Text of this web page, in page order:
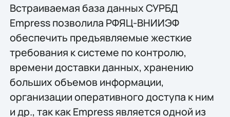
Встраиваемая база данных СУРБД
Empress позволила РФЯЦ-ВНИИЭФ
обеспечить предъявляемые жесткие
требования к системе по контролю,
времени доставки данных, хранению
больших объемов информации,
организации оперативного доступа к ним
и др., так как Empress является одной из